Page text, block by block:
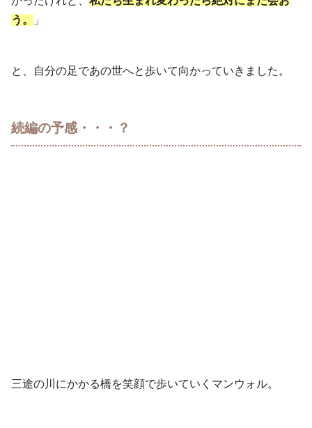
う。
」
と、自分の足であの世へと歩いて向かっていきました。
続編の予感・・・？
三途の川にかかる橋を笑顔で歩いていくマンウォル。